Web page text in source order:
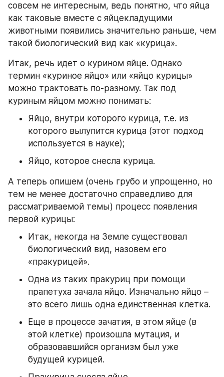
совсем не интересным, ведь понятно, что яйца
как таковые вместе с яйцекладущими
животными появились значительно раньше, чем
такой биологический вид как «курица».
Итак, речь идет о курином яйце. Однако
термин «куриное яйцо» или «яйцо курицы»
можно трактовать по-разному. Так под
куриным яйцом можно понимать:
Яйцо, внутри которого курица, т.е. из
которого вылупится курица (этот подход
используется в науке);
Яйцо, которое снесла курица.
А теперь опишем (очень грубо и упрощенно, но
тем не менее достаточно справедливо для
рассматриваемой темы) процесс появления
первой курицы:
Итак, некогда на Земле существовал
биологический вид, назовем его
«пракурицей».
Одна из таких пракуриц при помощи
прапетуха зачала яйцо. Изначально яйцо –
это всего лишь одна единственная клетка.
Еще в процессе зачатия, в этом яйце (в
этой клетке) произошла мутация, и
образовавшийся организм был уже
будущей курицей.